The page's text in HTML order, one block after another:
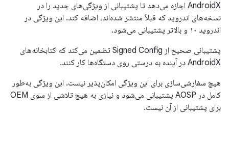
AndroidX اجازه می‌دهد تا پشتیبانی از ویژگی‌های جدید را در
نسخه‌های اندروید که قبلاً منتشر شده‌اند، اضافه کند. این ویژگی در
اندروید ۱۰ و بالاتر پشتیبانی می‌شود.
پشتیبانی صحیح از Signed Config تضمین می‌کند که کتابخانه‌های
AndroidX در آینده به درستی روی دستگاه‌ها کار کنند.
هیچ سفارشی‌سازی برای این ویژگی امکان‌پذیر نیست. این ویژگی به‌طور
کامل در AOSP پشتیبانی می‌شود و نیازی به هیچ تلاشی از سوی OEM
برای پشتیبانی از آن نیست.